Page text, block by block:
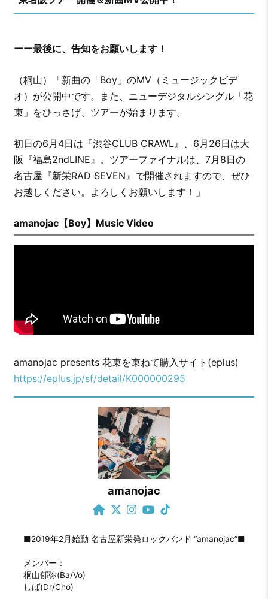
ーー最後に、告知をお願いします！
（桐山）「新曲の「Boy」のMV（ミュージックビデ
オ）が公開中です。また、ニューデジタルシングル「花
束」をひっさげ、ツアーが始まります。
初日の6月4日は『渋谷CLUB CRAWL』、6月26日は大
阪『福島2ndLINE』。ツアーファイナルは、7月8日の
名古屋『新栄RAD SEVEN』で開催されますので、ぜひ
お越しください。よろしくお願いします！」
amanojac【Boy】Music Video
amanojac presents 花束を束ねて購入サイト(eplus)
https://eplus.jp/sf/detail/K000000295
amanojac
■2019年2月始動 名古屋新栄発ロックバンド “amanojac”■
メンバー：
桐山郁弥(Ba/Vo)
しば(Dr/Cho)